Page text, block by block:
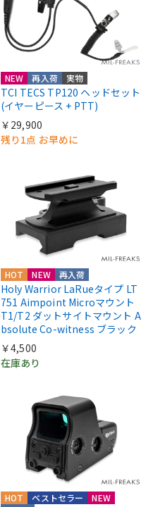
NEW 再入荷 実物
TCI TECS TP120 ヘッドセット
(イヤーピース + PTT)
￥29,900
残り1点 お早めに
HOT NEW 再入荷
Holy Warrior LaRueタイプ LT
751 Aimpoint Microマウント
T1/T2 ダットサイトマウント A
bsolute Co-witness ブラック
￥4,500
在庫あり
HOT
NEW
ベストセラー